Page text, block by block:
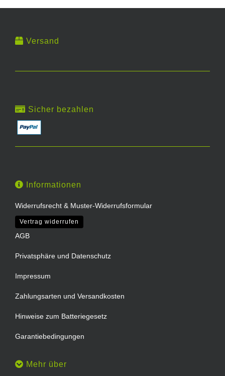
Versand
Sicher bezahlen
Informationen
Widerrufsrecht & Muster-Widerrufsformular
Vertrag widerrufen
AGB
Privatsphäre und Datenschutz
Impressum
Zahlungsarten und Versandkosten
Hinweise zum Batteriegesetz
Garantiebedingungen
Mehr über